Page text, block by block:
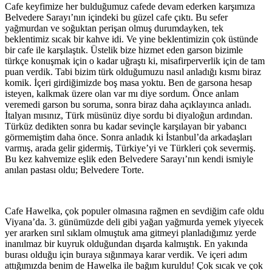
Cafe keyfimize her bulduğumuz cafede devam ederken karşımıza
Belvedere Sarayı’nın içindeki bu güzel cafe çıktı. Bu sefer
yağmurdan ve soğuktan perişan olmuş durumdayken, tek
beklentimiz sıcak bir kahve idi. Ve yine beklentimizin çok üstünde
bir cafe ile karşılaştık. Üstelik bize hizmet eden garson bizimle
türkçe konuşmak için o kadar uğraştı ki, misafirperverlik için de tam
puan verdik. Tabi bizim türk olduğumuzu nasıl anladığı kısmı biraz
komik. İçeri girdiğimizde boş masa yoktu. Ben de garsona hesap
isteyen, kalkmak üzere olan var mı diye sordum. Önce anlam
veremedi garson bu soruma, sonra biraz daha açıklayınca anladı.
İtalyan mısınız, Türk müsünüz diye sordu bi diyaloğun ardından.
Türküz dedikten sonra bu kadar sevinçle karşılayan bir yabancı
görmemiştim daha önce. Sonra anladık ki İstanbul’da arkadaşları
varmış, arada gelir gidermiş, Türkiye’yi ve Türkleri çok severmiş.
Bu kez kahvemize eşlik eden Belvedere Sarayı’nın kendi ismiyle
anılan pastası oldu; Belvedere Torte.
Cafe Hawelka, çok populer olmasına rağmen en sevdiğim cafe oldu
Viyana’da. 3. günümüzde deli gibi yağan yağmurda yemek yiyecek
yer ararken sırıl sıklam olmuştuk ama gitmeyi planladığımız yerde
inanılmaz bir kuyruk olduğundan dışarda kalmıştık. En yakında
burası olduğu için buraya sığınmaya karar verdik. Ve içeri adım
attığımızda benim de Hawelka ile bağım kuruldu! Çok sıcak ve çok